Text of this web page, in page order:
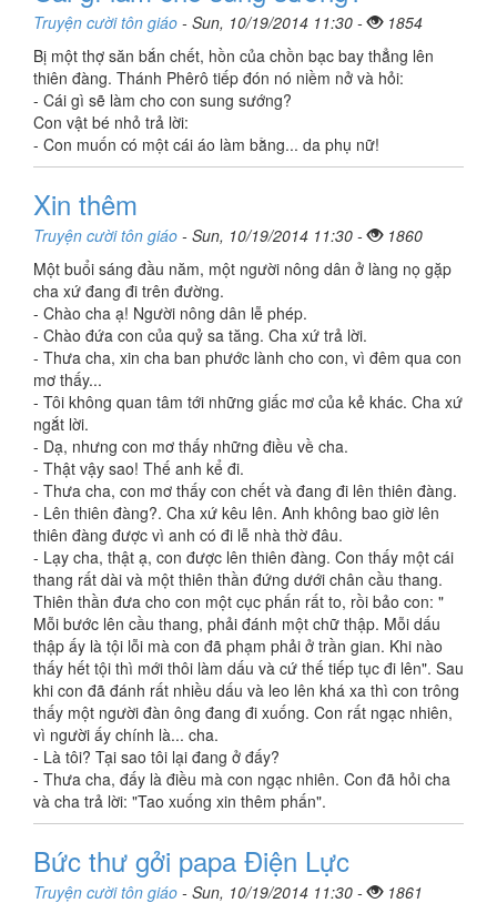
Truyện cười tôn giáo - Sun, 10/19/2014 11:30 -
1854
Bị một thợ săn bắn chết, hồn của chồn bạc bay thẳng lên
thiên đàng. Thánh Phêrô tiếp đón nó niềm nở và hỏi:
- Cái gì sẽ làm cho con sung sướng?
Con vật bé nhỏ trả lời:
- Con muốn có một cái áo làm bằng... da phụ nữ!
Xin thêm
Truyện cười tôn giáo - Sun, 10/19/2014 11:30 -
1860
Một buổi sáng đầu năm, một người nông dân ở làng nọ gặp
cha xứ đang đi trên đường.
- Chào cha ạ! Người nông dân lễ phép.
- Chào đứa con của quỷ sa tăng. Cha xứ trả lời.
- Thưa cha, xin cha ban phước lành cho con, vì đêm qua con
mơ thấy...
- Tôi không quan tâm tới những giấc mơ của kẻ khác. Cha xứ
ngắt lời.
- Dạ, nhưng con mơ thấy những điều về cha.
- Thật vậy sao! Thế anh kể đi.
- Thưa cha, con mơ thấy con chết và đang đi lên thiên đàng.
- Lên thiên đàng?. Cha xứ kêu lên. Anh không bao giờ lên
thiên đàng được vì anh có đi lễ nhà thờ đâu.
- Lạy cha, thật ạ, con được lên thiên đàng. Con thấy một cái
thang rất dài và một thiên thần đứng dưới chân cầu thang.
Thiên thần đưa cho con một cục phấn rất to, rồi bảo con: "
Mỗi bước lên cầu thang, phải đánh một chữ thập. Mỗi dấu
thập ấy là tội lỗi mà con đã phạm phải ở trần gian. Khi nào
thấy hết tội thì mới thôi làm dấu và cứ thế tiếp tục đi lên". Sau
khi con đã đánh rất nhiều dấu và leo lên khá xa thì con trông
thấy một người đàn ông đang đi xuống. Con rất ngạc nhiên,
vì người ấy chính là... cha.
- Là tôi? Tại sao tôi lại đang ở đấy?
- Thưa cha, đấy là điều mà con ngạc nhiên. Con đã hỏi cha
và cha trả lời: "Tao xuống xin thêm phấn".
Bức thư gởi papa Điện Lực
Truyện cười tôn giáo - Sun, 10/19/2014 11:30 -
1861